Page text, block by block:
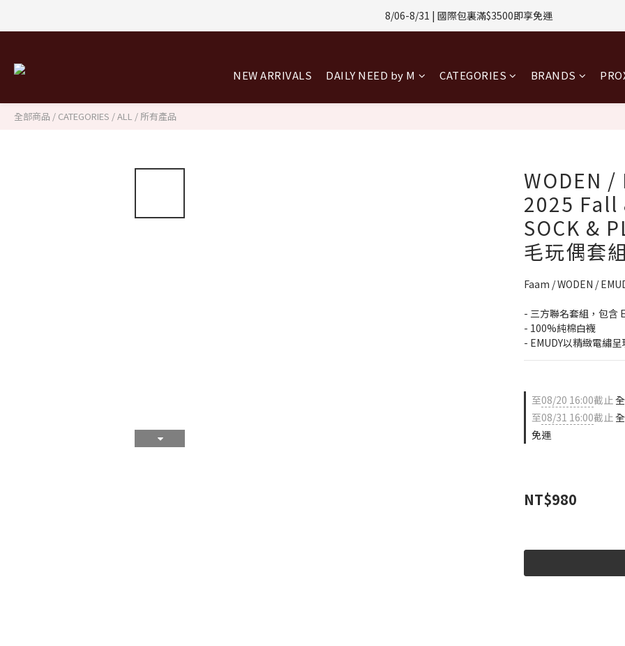
8/01-8/31 | 任選2件CUBOX正價商品 贈【威靈頓 / 波士頓墨鏡】(數量有限售
8/06-8/31 | 國際包裏滿$3500即享免運
8/01-8/31 | 任選2件CUBOX正價商品 贈【威靈頓 / 波士頓墨鏡】(數量有限售
NEW ARRIVALS DAILY NEED by M CATEGORIES BRANDS
全部商品 / CATEGORIES /ALL / 所有產品
WODEN /
2025 Fall
SOCK &
毛玩偶套
Faam / WODEN /
- 三方聯名套組，包含
- 100%純棉白襪
- EMUDY以精緻電繡呈
至08/20 16:00截止
至08/31 16:00截止
免運
NT$980